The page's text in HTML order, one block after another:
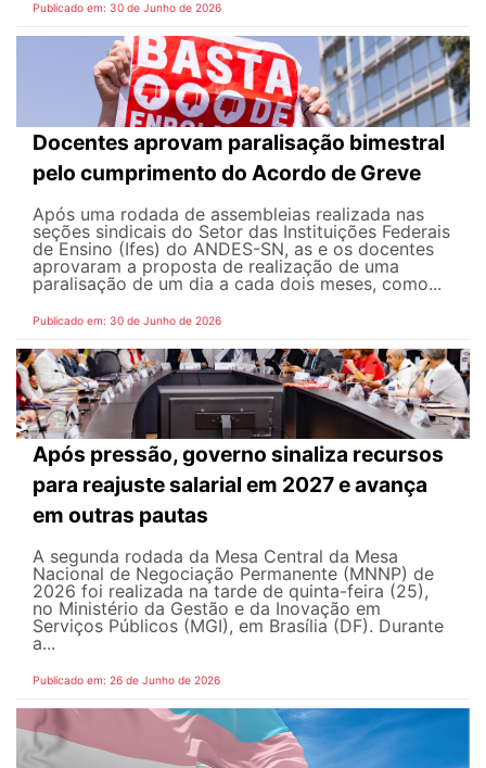
Publicado em: 30 de Junho de 2026
Docentes aprovam paralisação bimestral
pelo cumprimento do Acordo de Greve
Após uma rodada de assembleias realizada nas
seções sindicais do Setor das Instituições Federais
de Ensino (Ifes) do ANDES-SN, as e os docentes
aprovaram a proposta de realização de uma
paralisação de um dia a cada dois meses, como...
Publicado em: 30 de Junho de 2026
Após pressão, governo sinaliza recursos
para reajuste salarial em 2027 e avança
em outras pautas
A segunda rodada da Mesa Central da Mesa
Nacional de Negociação Permanente (MNNP) de
2026 foi realizada na tarde de quinta-feira (25),
no Ministério da Gestão e da Inovação em
Serviços Públicos (MGI), em Brasília (DF). Durante
a...
Publicado em: 26 de Junho de 2026